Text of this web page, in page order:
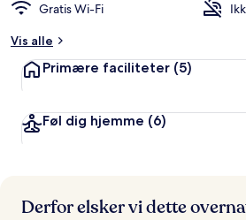
m
a
s
Gratis Wi-Fi
Vis alle
Primære faciliteter (5)
Føl dig hjemme (6)
Derfor elsker vi dette